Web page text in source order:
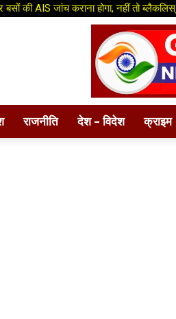
की AIS जांच कराना होगा, नहीं तो ब्लैकलिस्
के तहत दिल्ली–कटरा लग्ज़री बस सेवा शुरू
राजनीति देश – विदेश क्राइम